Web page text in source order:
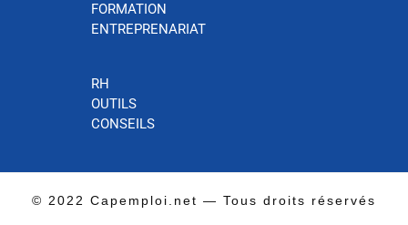
FORMATION
ENTREPRENARIAT
RH
OUTILS
CONSEILS
© 2022 Capemploi.net — Tous droits réservés